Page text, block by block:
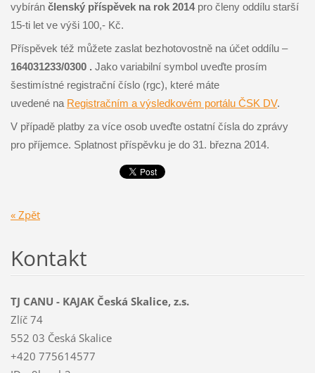
vybíránčlenský příspěvek na rok 2014 pro členy oddílu starší
15-ti let ve výši 100,- Kč.
Příspěvek též můžete zaslat bezhotovostně na účet oddílu –
164031233/0300 . Jako variabilní symbol uveďte prosím
šestimístné registrační číslo (rgc), které máte
uvedené na Registračním a výsledkovém portálu ČSK DV.
V případě platby za více osob uveďte ostatní čísla do zprávy
pro příjemce. Splatnost příspěvku je do 31. března 2014.
« Zpět
Kontakt
TJ CANU - KAJAK Česká Skalice, z.s.
Zlíč 74
552 03 Česká Skalice
+420 775614577